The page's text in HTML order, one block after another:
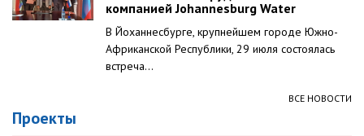
компанией Johannesburg Water
В Йоханнесбурге, крупнейшем городе Южно-
Африканской Республики, 29 июля состоялась
встреча...
ВСЕ НОВОСТИ
Проекты